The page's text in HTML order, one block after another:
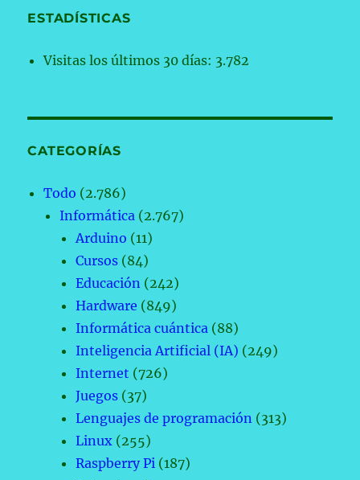
ESTADÍSTICAS
Visitas los últimos 30 días: 3.782
CATEGORÍAS
Todo (2.786)
Informática (2.767)
Arduino (11)
Cursos (84)
Educación (242)
Hardware (849)
Informática cuántica (88)
Inteligencia Artificial (IA) (249)
Internet (726)
Juegos (37)
Lenguajes de programación (313)
Linux (255)
Raspberry Pi (187)